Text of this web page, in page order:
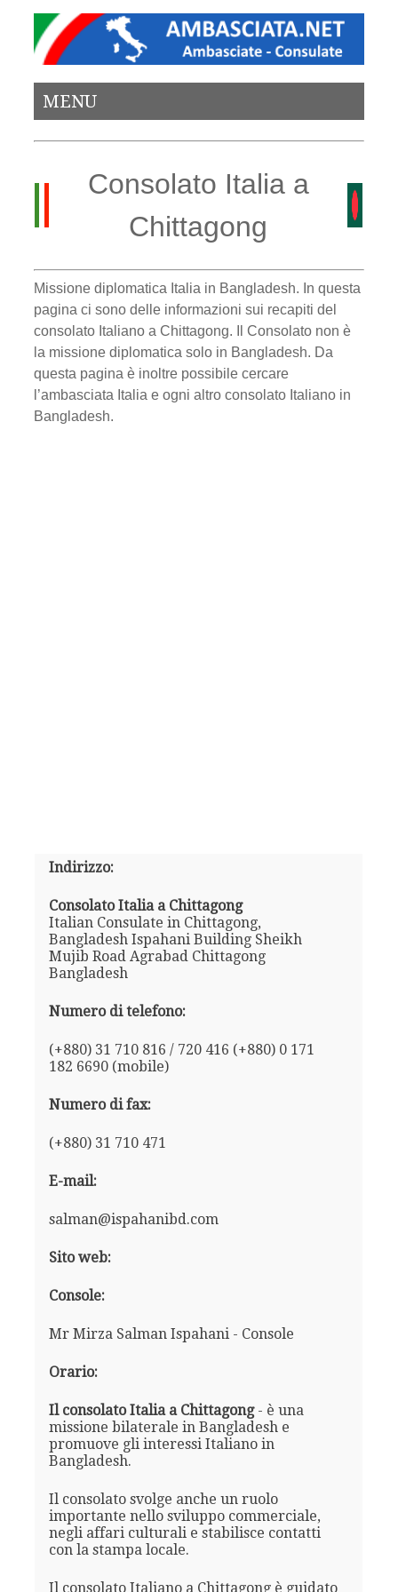
MENU
Consolato Italia a
Chittagong
Missione diplomatica Italia in Bangladesh. In questa
pagina ci sono delle informazioni sui recapiti del
consolato Italiano a Chittagong. Il Consolato non è
la missione diplomatica solo in Bangladesh. Da
questa pagina è inoltre possibile cercare
l’ambasciata Italia e ogni altro consolato Italiano in
Bangladesh.
Indirizzo:
Consolato Italia a Chittagong
Italian Consulate in Chittagong,
Bangladesh Ispahani Building Sheikh
Mujib Road Agrabad Chittagong
Bangladesh
Numero di telefono:
(+880) 31 710 816 / 720 416 (+880) 0 171
182 6690 (mobile)
Numero di fax:
(+880) 31 710 471
E-mail:
salman@ispahanibd.com
Sito web:
Console:
Mr Mirza Salman Ispahani - Console
Orario:
Il consolato Italia a Chittagong- è una
missione bilaterale in Bangladesh e
promuove gli interessi Italiano in
Bangladesh.
Il consolato svolge anche un ruolo
importante nello sviluppo commerciale,
negli affari culturali e stabilisce contatti
con la stampa locale.
Il consolato Italiano a Chittagong è guidato